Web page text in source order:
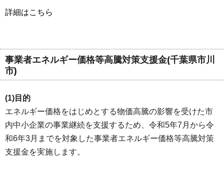
詳細はこちら
事業者エネルギー価格等高騰対策支援金(千葉県市川
市)
(1)目的
エネルギー価格をはじめとする物価高騰の影響を受けた市
内中小企業の事業継続を支援するため、令和5年7月から令
和6年3月までを対象した事業者エネルギー価格等高騰対策
支援金を実施します。